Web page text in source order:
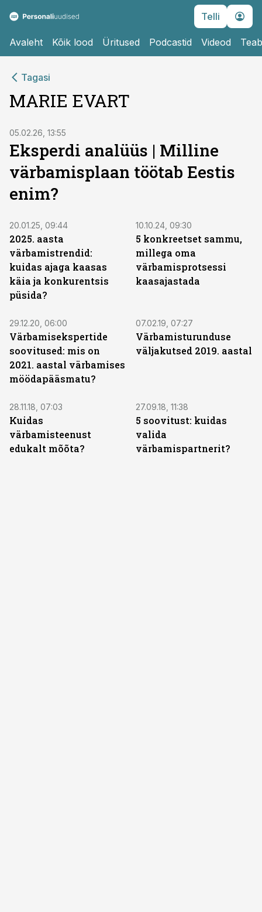
Telli
Avaleht Kõik lood Üritused Podcastid Videod
Tagasi
MARIE EVART
05.02.26, 13:55
Eksperdi analüüs | Milline
värbamisplaan töötab Eestis
enim?
20.01.25, 09:44
2025. aasta
värbamistrendid:
kuidas ajaga kaasas
käia ja konkurentsis
püsida?
10.10.24, 09:30
5 konkreetset sammu,
millega oma
värbamisprotsessi
kaasajastada
29.12.20, 06:00
Värbamisekspertide
soovitused: mis on
2021. aastal värbamises
möödapääsmatu?
07.02.19, 07:27
Värbamisturunduse
väljakutsed 2019. aastal
28.11.18, 07:03
Kuidas
värbamisteenust
edukalt mõõta?
27.09.18, 11:38
5 soovitust: kuidas
valida
värbamispartnerit?